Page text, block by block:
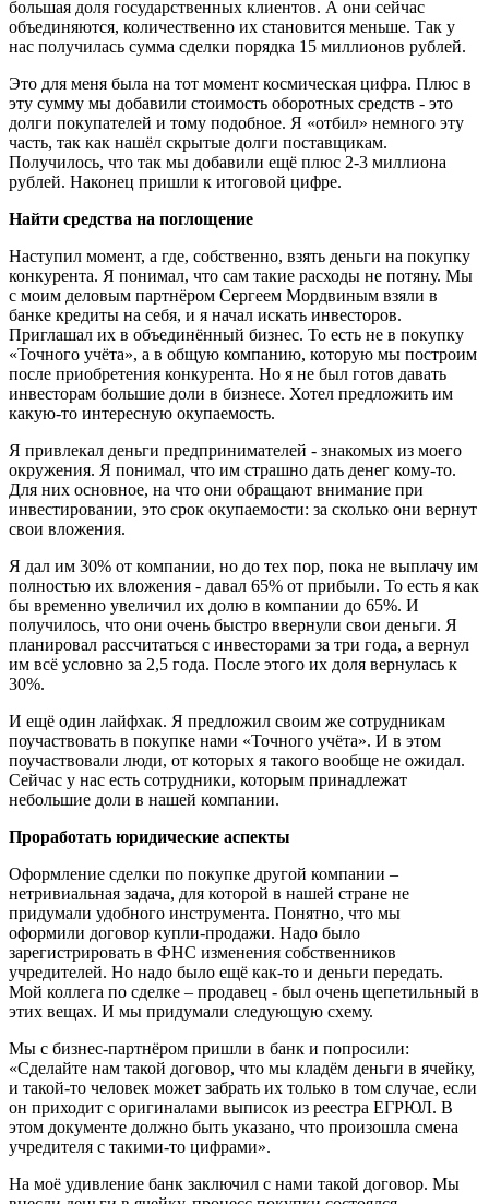
большая доля государственных клиентов. А они сейчас
объединяются, количественно их становится меньше. Так у
нас получилась сумма сделки порядка 15 миллионов рублей.
Это для меня была на тот момент космическая цифра. Плюс в
эту сумму мы добавили стоимость оборотных средств - это
долги покупателей и тому подобное. Я «отбил» немного эту
часть, так как нашёл скрытые долги поставщикам.
Получилось, что так мы добавили ещё плюс 2-3 миллиона
рублей. Наконец пришли к итоговой цифре.
Найти средства на поглощение
Наступил момент, а где, собственно, взять деньги на покупку
конкурента. Я понимал, что сам такие расходы не потяну. Мы
с моим деловым партнёром Сергеем Мордвиным взяли в
банке кредиты на себя, и я начал искать инвесторов.
Приглашал их в объединённый бизнес. То есть не в покупку
«Точного учёта», а в общую компанию, которую мы построим
после приобретения конкурента. Но я не был готов давать
инвесторам большие доли в бизнесе. Хотел предложить им
какую-то интересную окупаемость.
Я привлекал деньги предпринимателей - знакомых из моего
окружения. Я понимал, что им страшно дать денег кому-то.
Для них основное, на что они обращают внимание при
инвестировании, это срок окупаемости: за сколько они вернут
свои вложения.
Я дал им 30% от компании, но до тех пор, пока не выплачу им
полностью их вложения - давал 65% от прибыли. То есть я как
бы временно увеличил их долю в компании до 65%. И
получилось, что они очень быстро ввернули свои деньги. Я
планировал рассчитаться с инвесторами за три года, а вернул
им всё условно за 2,5 года. После этого их доля вернулась к
30%.
И ещё один лайфхак. Я предложил своим же сотрудникам
поучаствовать в покупке нами «Точного учёта». И в этом
поучаствовали люди, от которых я такого вообще не ожидал.
Сейчас у нас есть сотрудники, которым принадлежат
небольшие доли в нашей компании.
Проработать юридические аспекты
Оформление сделки по покупке другой компании –
нетривиальная задача, для которой в нашей стране не
придумали удобного инструмента. Понятно, что мы
оформили договор купли-продажи. Надо было
зарегистрировать в ФНС изменения собственников
учредителей. Но надо было ещё как-то и деньги передать.
Мой коллега по сделке – продавец - был очень щепетильный в
этих вещах. И мы придумали следующую схему.
Мы с бизнес-партнёром пришли в банк и попросили:
«Сделайте нам такой договор, что мы кладём деньги в ячейку,
и такой-то человек может забрать их только в том случае, если
он приходит с оригиналами выписок из реестра ЕГРЮЛ. В
этом документе должно быть указано, что произошла смена
учредителя с такими-то цифрами».
На моё удивление банк заключил с нами такой договор. Мы